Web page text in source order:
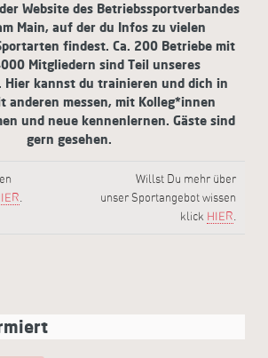
Website des Betriebssportverbandes
Main, auf der du Infos zu vielen
findest. Ca. 200 Betriebe mit
Mitgliedern sind Teil unseres
Hier kannst du trainieren und dich in
anderen messen, mit Kolleg*innen
und neue kennenlernen. Gäste sind
gern gesehen.
.
Willst Du mehr über
unser Sportangebot wissen
klick HIER.